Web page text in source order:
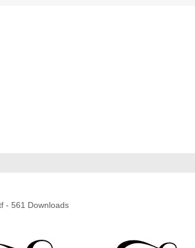
- 561 Downloads